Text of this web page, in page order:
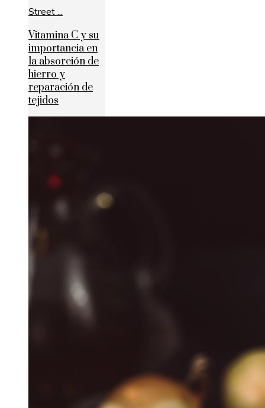
Vitamina C y su
importancia en
la absorción de
hierro y
reparación de
tejidos